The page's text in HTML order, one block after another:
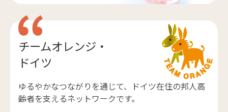
チームオレンジ・
ドイツ
ゆるやかなつながりを通じて、ドイツ在住の邦人高
齢者を支えるネットワークです。